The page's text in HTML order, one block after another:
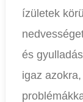
ízületek
és
igaz